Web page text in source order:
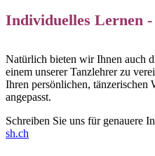
Individuelles Lernen
Natürlich bieten wir Ihnen auch
einem unserer Tanzlehrer zu
Ihren persönlichen, tänzerischen
angepasst.
Schreiben Sie uns für genauere
sh.ch